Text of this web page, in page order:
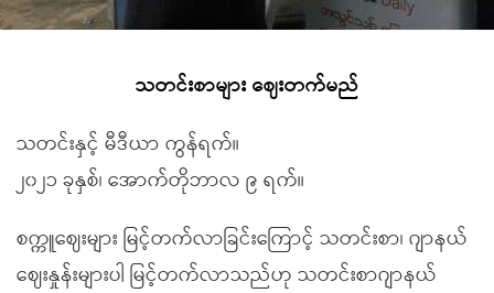
သတင်းစာများ ဈေးတက်မည်
သတင်းနှင့် မီဒီယာ ကွန်ရက်။
၂၀၂၁ ခုနှစ်၊ အောက်တိုဘာလ ၉ ရက်။
စက္ကူဈေးများ မြင့်တက်လာခြင်းကြောင့် သတင်းစာ၊ ဂျာနယ်
ဈေးနှုန်းများပါ မြင့်တက်လာသည်ဟု သတင်းစာဂျာနယ်